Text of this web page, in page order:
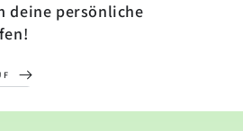
deine persönliche